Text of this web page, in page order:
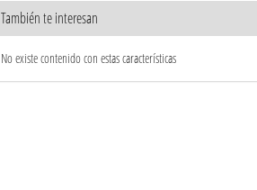
20 sept 2022
También te interesan
No existe contenido con estas características